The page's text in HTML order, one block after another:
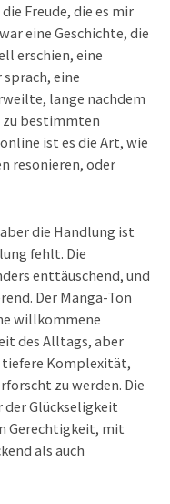
Freude, die es mir
eine Geschichte, die
erschien, eine
eine
lange nachdem
zu bestimmten
ist es die Art, wie
resonieren, oder
die Handlung ist
fehlt. Die
enttäuschend, und
Der Manga-Ton
willkommene
des Alltags, aber
tiefere Komplexität,
zu werden. Die
der Glückseligkeit
Gerechtigkeit, mit
als auch